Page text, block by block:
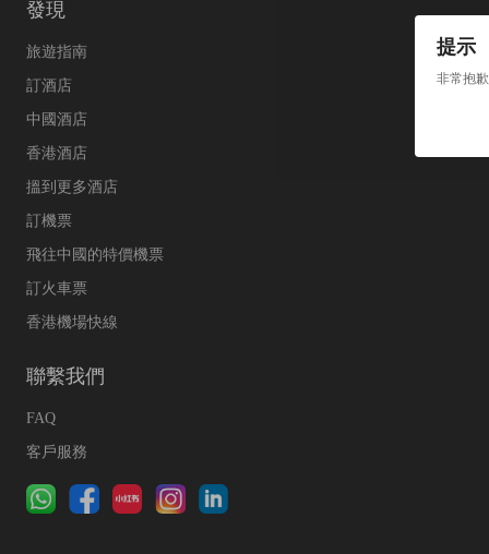
提示
非常抱
發現
旅遊指南
訂酒店
中國酒店
香港酒店
搵到更多酒店
訂機票
飛往中國的特價機票
訂火車票
香港機場快線
聯繫我們
FAQ
客戶服務